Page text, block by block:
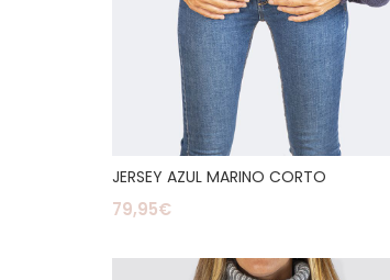
JERSEY AZUL MARINO CORTO
79,95€